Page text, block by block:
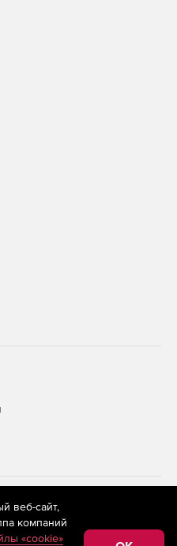
применяются
(информационные технологии
основе сбора,
относящихся к
веб-сайт,
компаний
«cookie»